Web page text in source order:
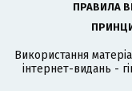
ПРАВИЛА
Використання
інтернет-видань -